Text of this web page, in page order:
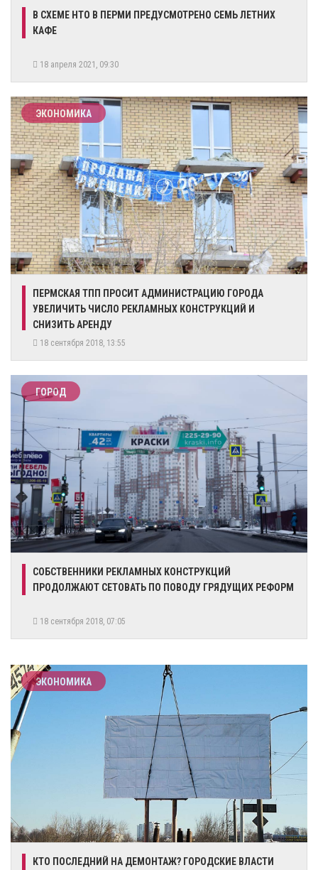
В СХЕМЕ НТО В ПЕРМИ ПРЕДУСМОТРЕНО СЕМЬ ЛЕТНИХ
КАФЕ
18 апреля 2021, 09:30
ЭКОНОМИКА
ПЕРМСКАЯ ТПП ПРОСИТ АДМИНИСТРАЦИЮ ГОРОДА
УВЕЛИЧИТЬ ЧИСЛО РЕКЛАМНЫХ КОНСТРУКЦИЙ И
СНИЗИТЬ АРЕНДУ
18 сентября 2018, 13:55
ГОРОД
СОБСТВЕННИКИ РЕКЛАМНЫХ КОНСТРУКЦИЙ
ПРОДОЛЖАЮТ СЕТОВАТЬ ПО ПОВОДУ ГРЯДУЩИХ РЕФОРМ
18 сентября 2018, 07:05
ЭКОНОМИКА
КТО ПОСЛЕДНИЙ НА ДЕМОНТАЖ? ГОРОДСКИЕ ВЛАСТИ